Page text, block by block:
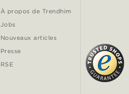
À propos de Trendhim
Jobs
Nouveaux articles
Presse
RSE